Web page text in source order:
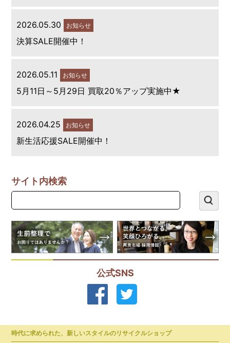
2026.05.30 お知らせ
決算SALE開催中！
2026.05.11 お知らせ
5月11日～5月29日 買取20％アップ実施中★
2026.04.25 お知らせ
新生活応援SALE開催中！
サイト内検索
公式SNS
時代に求められた、新しいスタイルのリサイクルショップ